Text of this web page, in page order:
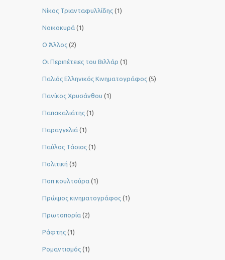
Νίκος Τριανταφυλλίδης (1)
Νοικοκυρά (1)
Ο Άλλος (2)
Οι Περιπέτειες του Βιλλάρ (1)
Παλιός Ελληνικός Κινηματογράφος (5)
Πανίκος Χρυσάνθου (1)
Παπακαλιάτης (1)
Παραγγελιά (1)
Παύλος Τάσιος (1)
Πολιτική (3)
Ποπ κουλτούρα (1)
Πρώιμος κινηματογράφος (1)
Πρωτοπορία (2)
Ράφτης (1)
Ρομαντισμός (1)